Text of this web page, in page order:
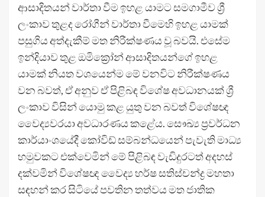
ආසාදිතයන් වාර්තා වීම ඉහළ යාමට සමගාමීව ශ්‍රී
ලංකාව තුළද රෝගීන් වාර්තා වීමෙහි ඉහළ යාමක්
පසුගිය අත්දැකීම් මත නිරීක්ෂණය වූ බවයි. එසේම
ඉන්දියාව තුළ ඔමික්‍රෝන් ආසාදිතයන්ගේ ඉහළ
යාමක් නියත වශයෙන්ම මේ වනවිට නිරීක්ෂණය
වන බවත්, ඒ අනුව ඒ පිළිබඳ විශේෂ අවධානයක් ශ්‍රී
ලංකාව විසින් යොමු කළ යුතු වන බවත් විශේෂඥ
වෛද්‍යවරයා අවධාරණය කළේය. සෞඛ්‍ය ප්‍රවර්ධන
කාර්යාංශයේදී කෝවිඩ් සම්බන්ධයෙන් පැවැති මාධ්‍ය
හමුවකට එක්වෙමින් මේ පිළිබඳ වැඩිදුරටත් අදහස්
දක්වමින් විශේෂඥ වෛද්‍ය හර්ෂ සතිස්චන්ද්‍ර මහතා
සඳහන් කර සිටියේ පවතින තත්වය මත ජාතික